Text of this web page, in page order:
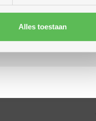
Alles toestaan